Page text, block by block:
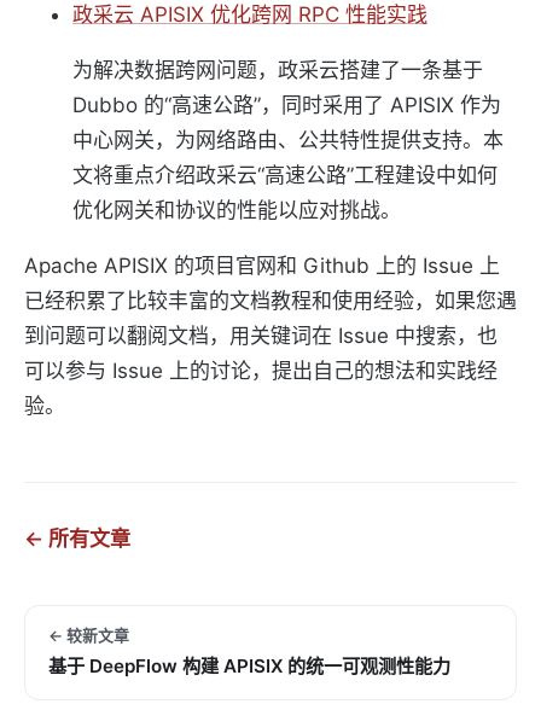
政采云 APISIX 优化跨网 RPC 性能实践
为解决数据跨网问题，政采云搭建了一条基于
Dubbo 的“高速公路”，同时采用了 APISIX 作为
中心网关，为网络路由、公共特性提供支持。本
文将重点介绍政采云“高速公路”工程建设中如何
优化网关和协议的性能以应对挑战。
Apache APISIX 的项目官网和 Github 上的 Issue 上
已经积累了比较丰富的文档教程和使用经验，如果您遇
到问题可以翻阅文档，用关键词在 Issue 中搜索，也
可以参与 Issue 上的讨论，提出自己的想法和实践经
验。
← 所有文章
← 较新文章
基于 DeepFlow 构建 APISIX 的统一可观测性能力